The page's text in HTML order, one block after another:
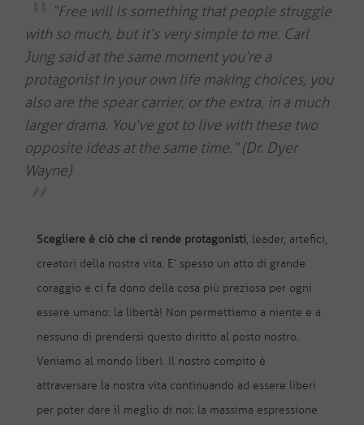
“Free will is something that people struggle
with so much, but it’s very simple to me. Carl
Jung said at the same moment you’re a
protagonist in your own life making choices, you
also are the spear carrier, or the extra, in a much
larger drama. You’ve got to live with these two
opposite ideas at the same time.” (Dr. Dyer
Wayne)
Scegliere è ciò che ci rende protagonisti, leader, artefici,
creatori della nostra vita. E’ spesso un atto di grande
coraggio e ci fa dono della cosa più preziosa per ogni
essere umano: la libertà! Non permettiamo a niente e a
nessuno di prendersi questo diritto al posto nostro.
Veniamo al mondo liberi. Il nostro compito è
attraversare la nostra vita continuando ad essere liberi
per poter dare il meglio di noi: la massima espressione